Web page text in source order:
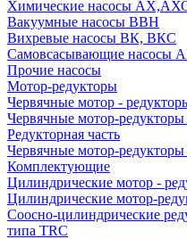
Химические насосы
Вакуумные насосы ВВН
Вихревые насосы ВК, ВКС
Самовсасывающие насосы
Прочие насосы
Мотор-редукторы
Червячные мотор -
Червячные мотор-
Редукторная часть
Червячные мотор-
Комплектующие
Цилиндрические мотор -
Цилиндрические мотор-
Соосно-цилиндрические
типа TRC